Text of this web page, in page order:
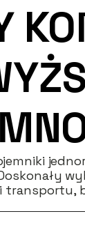
transportu,